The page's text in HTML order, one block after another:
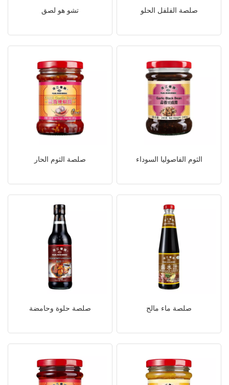
تشو هو لصق صلصة الفلفل الحلو
صلصة الثوم الحار الثوم الفاصوليا السوداء
صلصة حلوة وحامضة صلصة ماء مالح